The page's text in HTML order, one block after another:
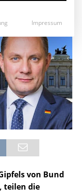
von Bund
teilen die
Impressum